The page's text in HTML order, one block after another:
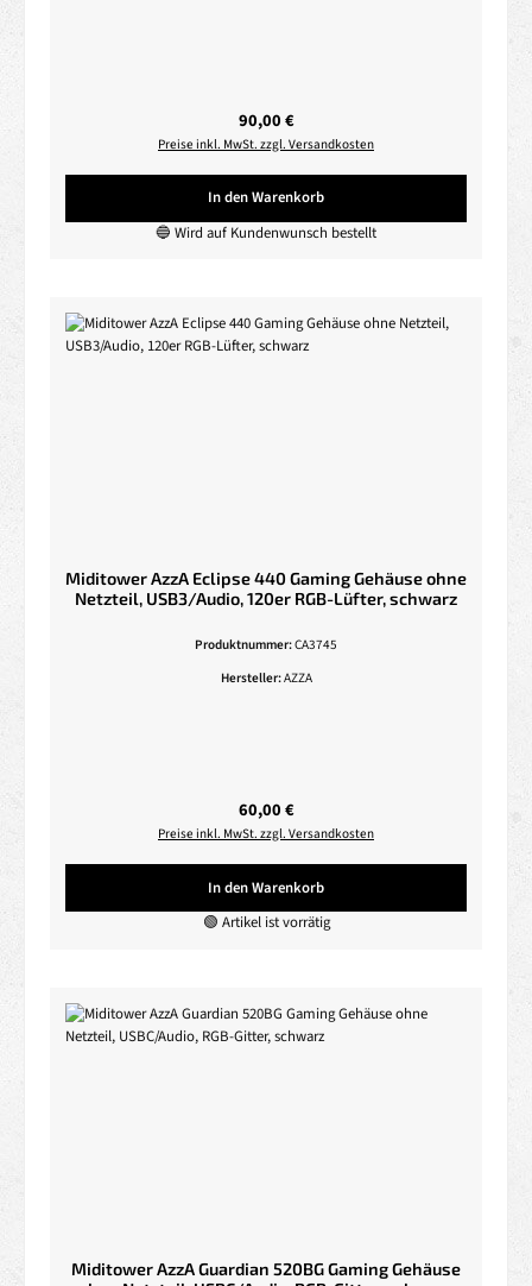
Regulärer Preis:
90,00 €
Preise inkl. MwSt. zzgl. Versandkosten
In den Warenkorb
🔵 Wird auf Kundenwunsch bestellt
Miditower AzzA Eclipse 440 Gaming Gehäuse ohne
Netzteil, USB3/Audio, 120er RGB-Lüfter, schwarz
Produktnummer:CA3745
Hersteller:AZZA
Regulärer Preis:
60,00 €
Preise inkl. MwSt. zzgl. Versandkosten
In den Warenkorb
🟢 Artikel ist vorrätig
Miditower AzzA Guardian 520BG Gaming Gehäuse